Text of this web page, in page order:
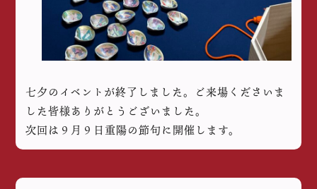
七夕のイベントが終了しました。ご来場くださいま
した皆様ありがとうございました。
次回は９月９日重陽の節句に開催します。